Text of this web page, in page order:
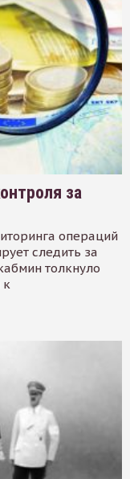
за
операций
следить за
толкнуло
к